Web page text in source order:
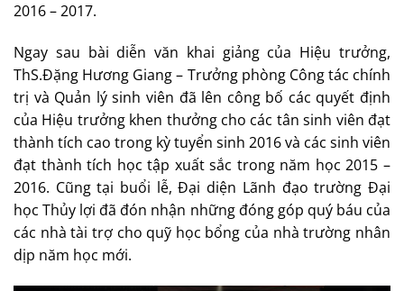
2016 – 2017.
Ngay sau bài diễn văn khai giảng của Hiệu trưởng,
ThS.Đặng Hương Giang – Trưởng phòng Công tác chính
trị và Quản lý sinh viên đã lên công bố các quyết định
của Hiệu trưởng khen thưởng cho các tân sinh viên đạt
thành tích cao trong kỳ tuyển sinh 2016 và các sinh viên
đạt thành tích học tập xuất sắc trong năm học 2015 –
2016. Cũng tại buổi lễ, Đại diện Lãnh đạo trường Đại
học Thủy lợi đã đón nhận những đóng góp quý báu của
các nhà tài trợ cho quỹ học bổng của nhà trường nhân
dịp năm học mới.